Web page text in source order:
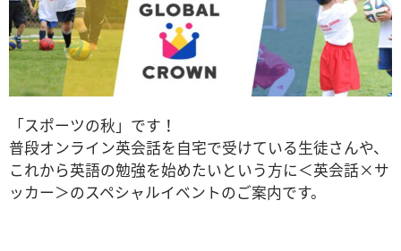
「スポーツの秋」です！
普段オンライン英会話を自宅で受けている生徒さんや、
これから英語の勉強を始めたいという方に＜英会話×サ
ッカー＞のスペシャルイベントのご案内です。